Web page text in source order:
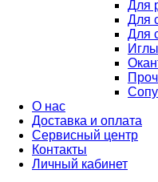
Для
Для
Для
О нас
Доставка и оплата
Сервисный центр
Контакты
Личный кабинет